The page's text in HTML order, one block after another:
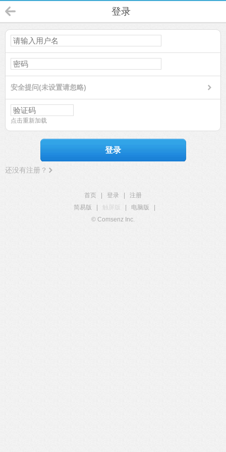
登录
安全提问(未设置请忽略)
点击重新加载
登录
还没有注册？
首页 登录
注册
简易版
触屏版 电脑版
© Comsenz Inc.